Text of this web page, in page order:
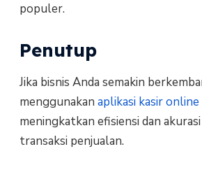
populer.
Penutup
Jika bisnis Anda semakin
menggunakan aplikasi kasir online
meningkatkan efisiensi dan
transaksi penjualan.